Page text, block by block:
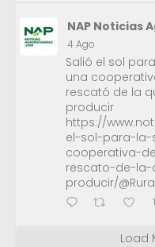
NAP Noticias
4 Ago
Salió el sol
una
rescató de la
producir
https://
el-sol-para-la-
cooperativa-
rescato-de-
producir/
Load